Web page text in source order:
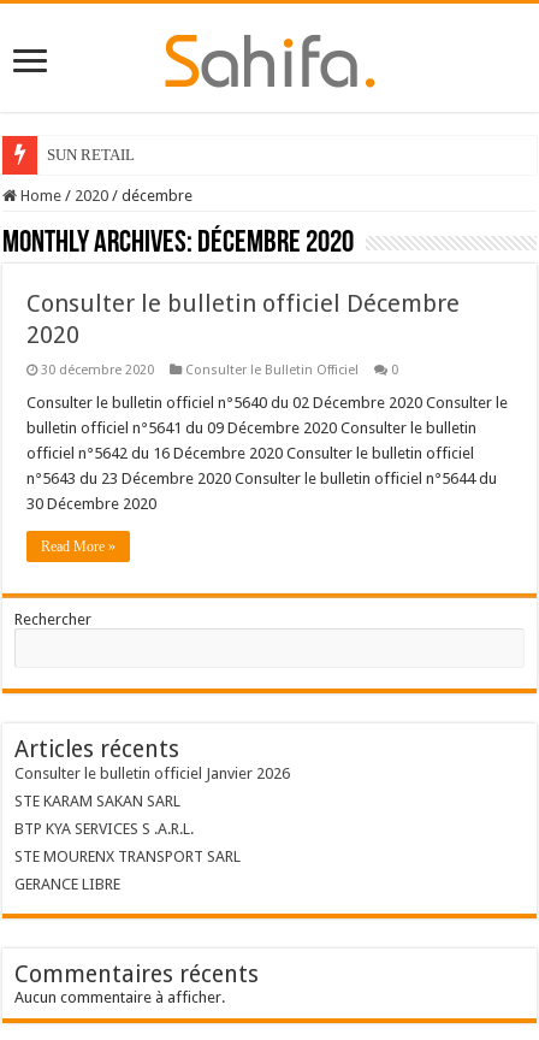
SUN RETAIL
Home / 2020 / décembre
Monthly Archives: décembre 2020
Consulter le bulletin officiel Décembre
2020
30 décembre 2020 Consulter le Bulletin Officiel 0
Consulter le bulletin officiel n°5640 du 02 Décembre 2020 Consulter le
bulletin officiel n°5641 du 09 Décembre 2020 Consulter le bulletin
officiel n°5642 du 16 Décembre 2020 Consulter le bulletin officiel
n°5643 du 23 Décembre 2020 Consulter le bulletin officiel n°5644 du
30 Décembre 2020
Read More »
Rechercher
Articles récents
Consulter le bulletin officiel Janvier 2026
STE KARAM SAKAN SARL
BTP KYA SERVICES S .A.R.L.
STE MOURENX TRANSPORT SARL
GERANCE LIBRE
Commentaires récents
Aucun commentaire à afficher.